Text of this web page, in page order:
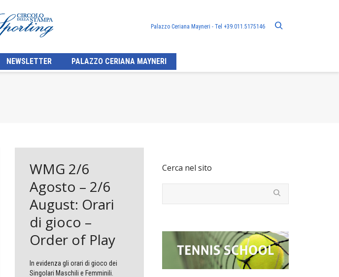
Palazzo Ceriana Mayneri - Tel +39.011.5175146
NEWSLETTER PALAZZO CERIANA MAYNERI
WMG 2/6
Agosto – 2/6
August: Orari
di gioco –
Order of Play
In evidenza gli orari di gioco dei
Singolari Maschili e Femminili.
Cerca nel sito